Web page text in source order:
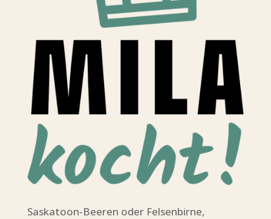
Saskatoon-Beeren oder Felsenbirne,